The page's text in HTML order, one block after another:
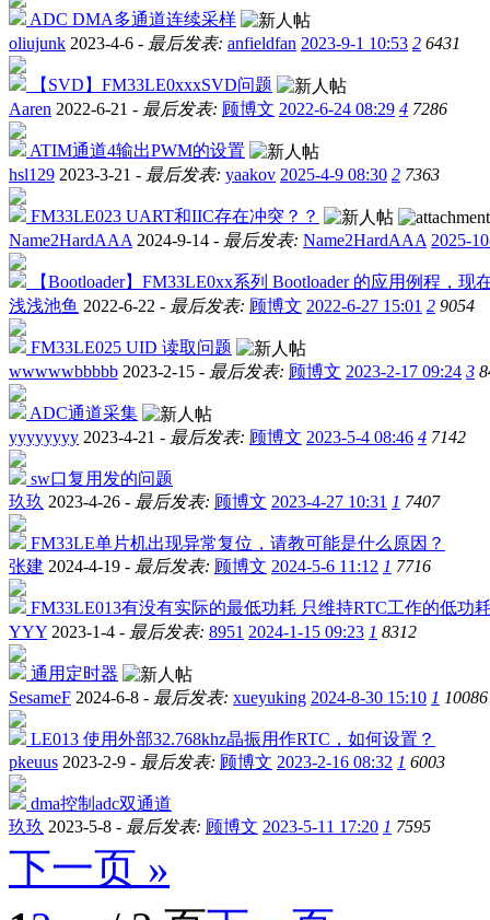
ADC DMA多通道连续采样
oliujunk 2023-4-6 - 最后发表: anfieldfan 2023-9-1 10:53 2 6431
【SVD】FM33LE0xxxSVD问题
Aaren 2022-6-21 - 最后发表: 顾博文 2022-6-24 08:29 4 7286
ATIM通道4输出PWM的设置
hsl129 2023-3-21 - 最后发表: yaakov 2025-4-9 08:30 2 7363
FM33LE023 UART和IIC存在冲突？？
Name2HardAAA 2024-9-14 - 最后发表: Name2HardAAA 2025-
【Bootloader】FM33LE0xx系列 Bootloader 的应用例程，现
浅浅池鱼 2022-6-22 - 最后发表: 顾博文 2022-6-27 15:01 2 9054
FM33LE025 UID 读取问题
wwwwwbbbbb 2023-2-15 - 最后发表: 顾博文 2023-2-17 09:24 3
ADC通道采集
yyyyyyyy 2023-4-21 - 最后发表: 顾博文 2023-5-4 08:46 4 7142
sw口复用发的问题
玖玖 2023-4-26 - 最后发表: 顾博文 2023-4-27 10:31 1 7407
FM33LE单片机出现异常复位，请教可能是什么原因？
张建 2024-4-19 - 最后发表: 顾博文 2024-5-6 11:12 1 7716
FM33LE013有没有实际的最低功耗 只维持RTC工作的低功
YYY 2023-1-4 - 最后发表: 8951 2024-1-15 09:23 1 8312
通用定时器
SesameF 2024-6-8 - 最后发表: xueyuking 2024-8-30 15:10 1 10086
LE013 使用外部32.768khz晶振用作RTC，如何设置？
pkeuus 2023-2-9 - 最后发表: 顾博文 2023-2-16 08:32 1 6003
dma控制adc双通道
玖玖 2023-5-8 - 最后发表: 顾博文 2023-5-11 17:20 1 7595
下一页 »